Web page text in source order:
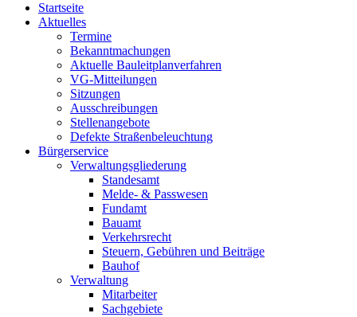
Startseite
Aktuelles
Termine
Bekanntmachungen
Aktuelle Bauleitplanverfahren
VG-Mitteilungen
Sitzungen
Ausschreibungen
Stellenangebote
Defekte Straßenbeleuchtung
Bürgerservice
Verwaltungsgliederung
Standesamt
Melde- & Passwesen
Fundamt
Bauamt
Verkehrsrecht
Steuern, Gebühren und Beiträge
Bauhof
Verwaltung
Mitarbeiter
Sachgebiete